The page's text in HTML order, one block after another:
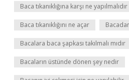
Baca tıkanıklığına karşı ne yapılmalıdır
Baca tıkanıklığını ne açar
Bacalara baca şapkası takılmalı mıdır
Bacaların üstünde dönen şey nedir